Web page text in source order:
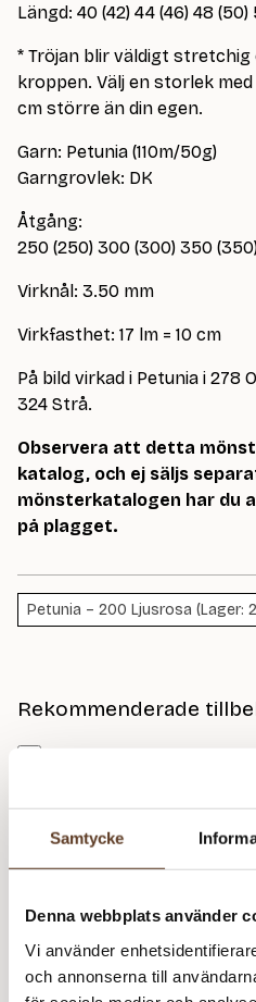
Samtycke
Denna webbplats använder
Vi använder
och annonserna till
Längd: 40 (42) 44 (46) 48 (50)
* Tröjan blir väldigt
kroppen. Välj en storlek
cm större än din egen.
Garn: Petunia (110m/50g)
Garngrovlek: DK
Åtgång:
250 (250) 300 (300) 350
Virknål: 3.50 mm
Virkfasthet: 17 lm = 10 cm
På bild virkad i Petunia i 278
324 Strå.
Observera att detta
katalog, och ej säljs
mönsterkatalogen har du
på plagget.
Petunia – 200 Ljusrosa (Lager:
Rekommenderade
Prisspecifikation
Namn
Katalog: Petunia Dame
430